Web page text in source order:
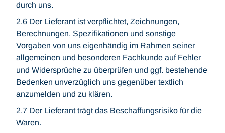
durch uns.
2.6 Der Lieferant ist verpflichtet, Zeichnungen,
Berechnungen, Spezifikationen und sonstige
Vorgaben von uns eigenhändig im Rahmen seiner
allgemeinen und besonderen Fachkunde auf Fehler
und Widersprüche zu überprüfen und ggf. bestehende
Bedenken unverzüglich uns gegenüber textlich
anzumelden und zu klären.
2.7 Der Lieferant trägt das Beschaffungsrisiko für die
Waren.